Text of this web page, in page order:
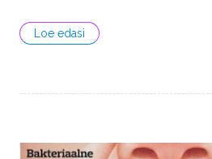
Loe edasi